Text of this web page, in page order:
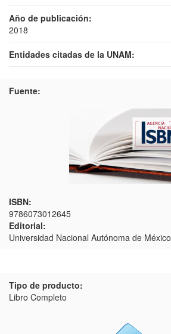
Año de publicación:
2018
Entidades citadas de la UNAM:
Fuente:
ISBN:
9786073012645
Editorial:
Universidad Nacional Autónoma de México
Tipo de producto:
Libro Completo